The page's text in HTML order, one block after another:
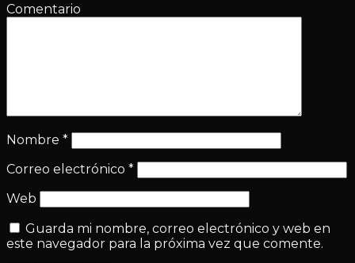
Comentario
Nombre *
Correo electrónico *
Web
Guarda mi nombre, correo electrónico y web en
este navegador para la próxima vez que comente.